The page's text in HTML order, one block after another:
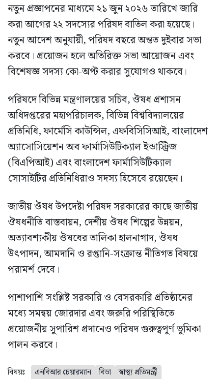
নতুন প্রজ্ঞাপনের মাধ্যমে ২১ জুন ২০২৬ তারিখে জারি
করা আগের ২২ সদস্যের পরিষদ বাতিল করা হয়েছে।
নতুন আদেশ অনুযায়ী, পরিষদ বছরে অন্তত দুইবার সভা
করবে। প্রয়োজন হলে অতিরিক্ত সভা আয়োজন এবং
বিশেষজ্ঞ সদস্য কো-অপ্ট করার সুযোগও থাকবে।
পরিষদে বিভিন্ন মন্ত্রণালয়ের সচিব, ঔষধ প্রশাসন
অধিদপ্তরের মহাপরিচালক, বিভিন্ন বিশ্ববিদ্যালয়ের
প্রতিনিধি, ফার্মেসি কাউন্সিল, এফবিসিসিআই, বাংলাদেশ
অ্যাসোসিয়েশন অব ফার্মাসিউটিক্যাল ইন্ডাস্ট্রিজ
(বিএপিআই) এবং বাংলাদেশ ফার্মাসিউটিক্যাল
সোসাইটির প্রতিনিধিরাও সদস্য হিসেবে রয়েছেন।
জাতীয় ঔষধ উপদেষ্টা পরিষদ সরকারের কাছে জাতীয়
ঔষধনীতি বাস্তবায়ন, দেশীয় ঔষধ শিল্পের উন্নয়ন,
অত্যাবশ্যকীয় ঔষধের তালিকা হালনাগাদ, ঔষধ
উৎপাদন, আমদানি ও রপ্তানি-সংক্রান্ত নীতিগত বিষয়ে
পরামর্শ দেবে।
পাশাপাশি সংশ্লিষ্ট সরকারি ও বেসরকারি প্রতিষ্ঠানের
মধ্যে সমন্বয় জোরদার এবং জরুরি পরিস্থিতিতে
প্রয়োজনীয় সুপারিশ প্রদানেও পরিষদ গুরুত্বপূর্ণ ভূমিকা
পালন করবে।
বিষয়ঃ এনবিআর চেয়ারম্যান বিডা স্বাস্থ্য প্রতিমন্ত্রী